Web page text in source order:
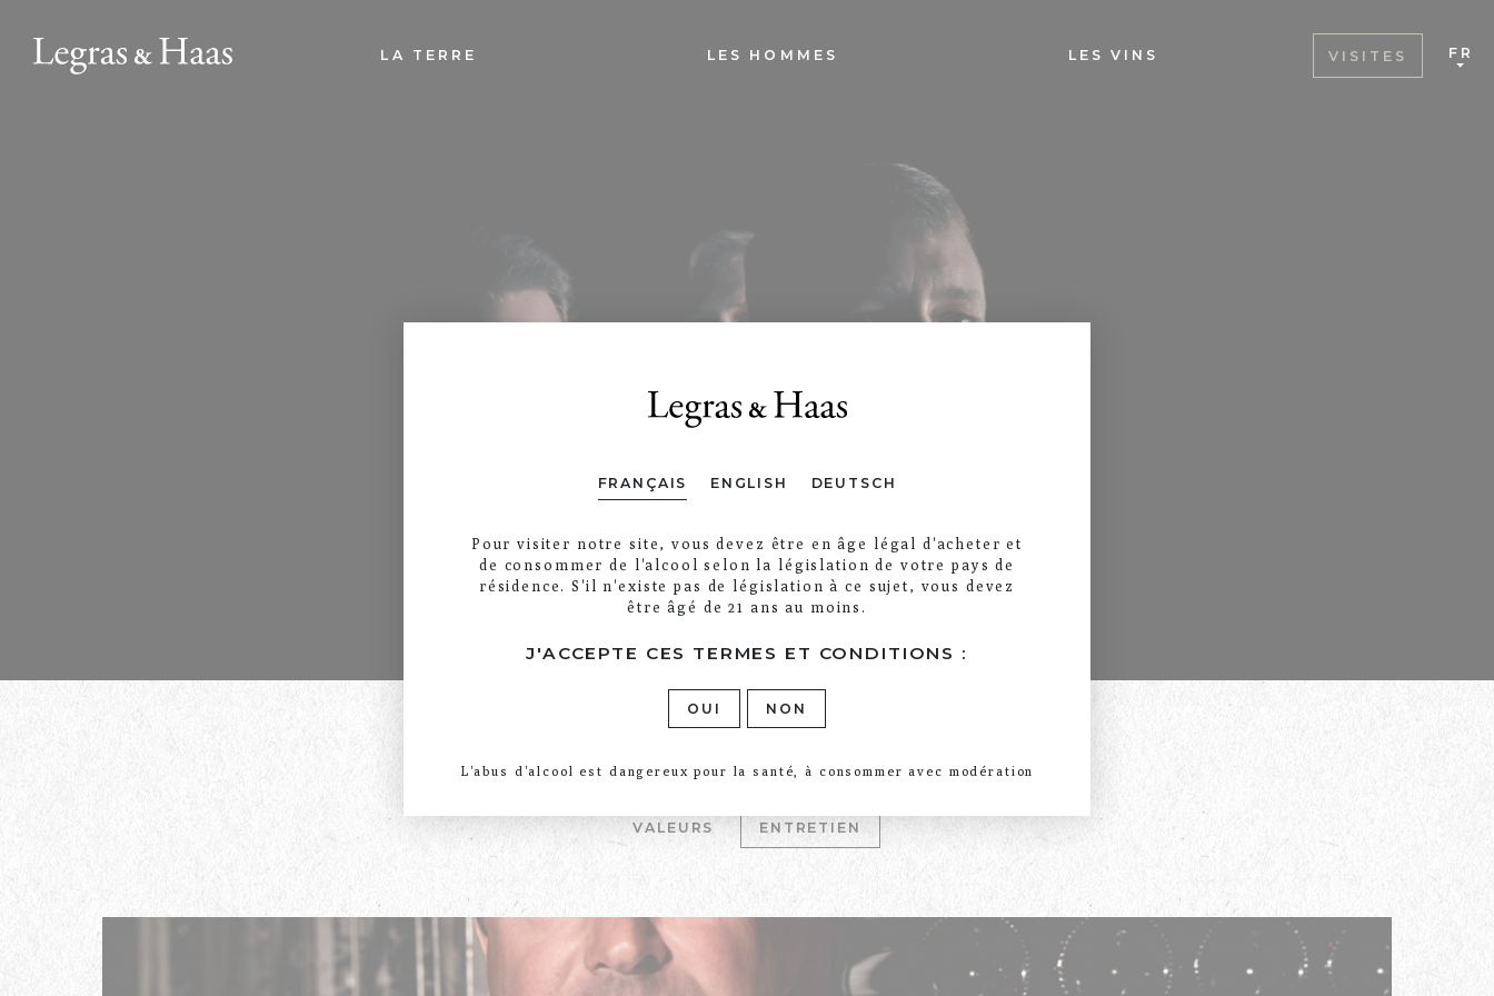
LA TERRE LES HOMMES LES VINS VISITES FR
LA FAMILLE ET LE CHAMPAGNE, ENTRETIEN
VALEURS ENTRETIEN
FRANÇAIS ENGLISH DEUTSCH
Pour visiter notre site, vous devez être en âge légal d'acheter et
de consommer de l'alcool selon la législation de votre pays de
résidence. S'il n'existe pas de législation à ce sujet, vous devez
être âgé de 21 ans au moins.
J'ACCEPTE CES TERMES ET CONDITIONS :
OUI NON
L'abus d'alcool est dangereux pour la santé, à consommer avec modération